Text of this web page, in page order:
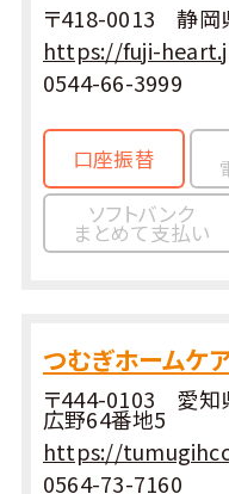
〒418-0013 静岡
https://fuji-
0544-66-3999
口座振替
ソフトバンク
まとめて支払い
つむぎホームケ
〒444-0103 愛知
広野64番地5
https://
0564-73-7160